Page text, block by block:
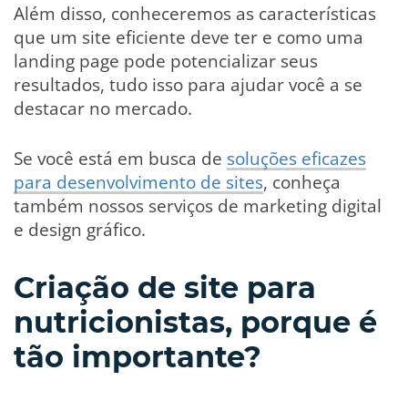
Além disso, conheceremos as características
que um site eficiente deve ter e como uma
landing page pode potencializar seus
resultados, tudo isso para ajudar você a se
destacar no mercado.
Se você está em busca de soluções eficazes
para desenvolvimento de sites, conheça
também nossos serviços de marketing digital
e design gráfico.
Criação de site para
nutricionistas, porque é
tão importante?